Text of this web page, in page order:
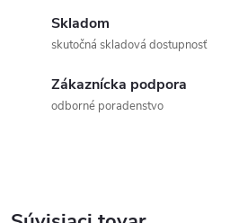
Skladom
skutočná skladová dostupnosť
Zákaznícka podpora
odborné poradenstvo